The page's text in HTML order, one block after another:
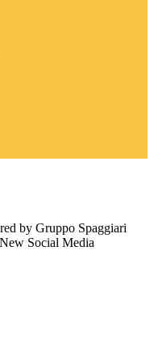
by Gruppo Spaggiari
Social Media